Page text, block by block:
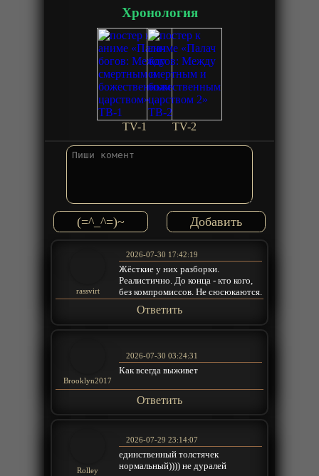
Хронология
TV-1 TV-2
(=^_^=)~
rassvirt
2026-07-30 17:42:19
Жёсткие у них разборки.
Реалистично. До конца - кто кого,
без компромиссов. Не сюсюкаются.
Ответить
Brooklyn2017
2026-07-30 03:24:31
Как всегда выживет
Ответить
Rolley
2026-07-29 23:14:07
единственный толстячек
нормальный)))) не дуралей